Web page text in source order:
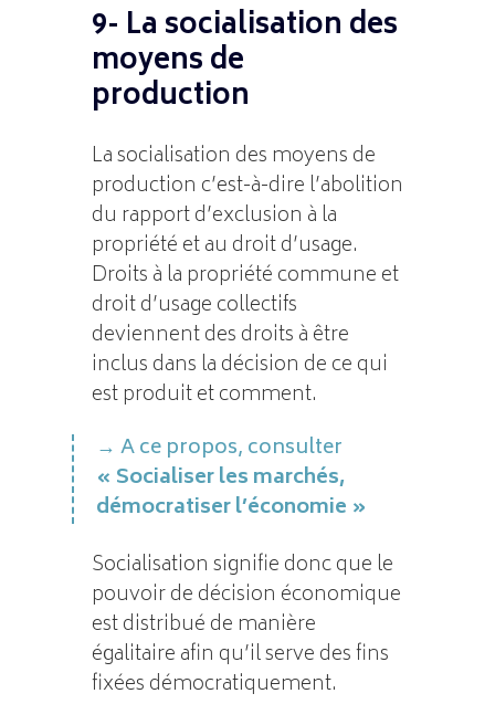
9- La socialisation des
moyens de
production
La socialisation des moyens de
production c’est-à-dire l’abolition
du rapport d’exclusion à la
propriété et au droit d’usage.
Droits à la propriété commune et
droit d’usage collectifs
deviennent des droits à être
inclus dans la décision de ce qui
est produit et comment.
A ce propos, consulter
« Socialiser les marchés,
démocratiser l’économie »
Socialisation signifie donc que le
pouvoir de décision économique
est distribué de manière
égalitaire afin qu’il serve des fins
fixées démocratiquement.